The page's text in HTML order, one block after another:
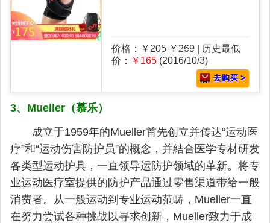
价格：￥205 ￥269 | 历史最低
价：
￥165 (2016/10/3)
去购买 >
3、Mueller（慕乐）
成立于1959年的Mueller首先创立并传达“运动医
疗”和“运动伤害防护员”的概念，并結合医学专材研发
各类型运动护具，一直领导运防护领域的革新。将专
业运动医疗室提供的防护产品通过零售渠道带给一般
消费者。从一般运动到专业运动范畴，Mueller一直
在努力尝试各种挑战以寻求创新，Mueller致力于成